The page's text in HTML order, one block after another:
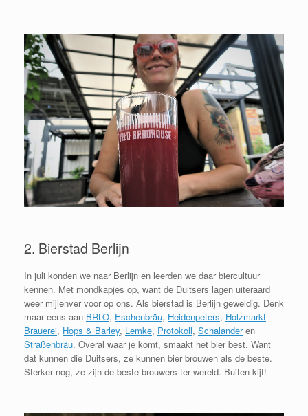
2. Bierstad Berlijn
In juli konden we naar Berlijn en leerden we daar biercultuur
kennen. Met mondkapjes op, want de Duitsers lagen uiteraard
weer mijlenver voor op ons. Als bierstad is Berlijn geweldig. Denk
maar eens aan BRLO, Eschenbräu, Heidenpeters, Holzmarkt
Brauerei, Hops & Barley, Lemke, Protokoll, Schalanderen
Straßenbräu. Overal waar je komt, smaakt het bier best. Want
dat kunnen die Duitsers, ze kunnen bier brouwen als de beste.
Sterker nog, ze zijn de beste brouwers ter wereld. Buiten kijf!